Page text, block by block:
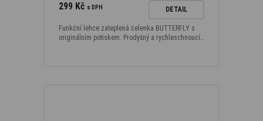
299 Kč s DPH DETAIL
Funkční lehce zateplená čelenka BUTTERFLY s
originálním potiskem. Prodyšný a rychleschnoucí…